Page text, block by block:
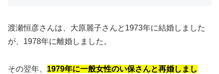
渡瀬恒彦さんは、大原麗子さんと1973年に結婚しました
が、1978年に離婚しました。
その翌年、 1979年に一般女性のい保さんと再婚しまし